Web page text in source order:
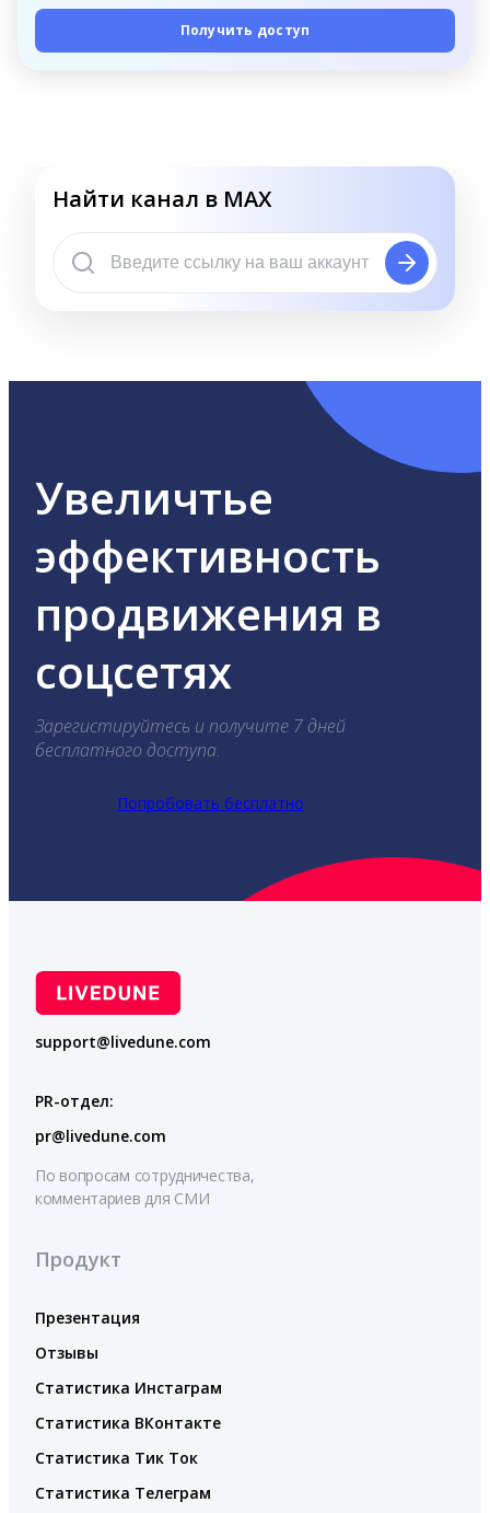
Получить доступ
Найти канал в MAX
Увеличтье
эффективность
продвижения в
соцсетях
Зарегистируйтесь и получите 7 дней
бесплатного доступа.
Попробовать бесплатно
support@livedune.com
PR-отдел:
pr@livedune.com
По вопросам сотрудничества,
комментариев для СМИ
Продукт
Презентация
Отзывы
Статистика Инстаграм
Статистика ВКонтакте
Статистика Тик Ток
Статистика Телеграм